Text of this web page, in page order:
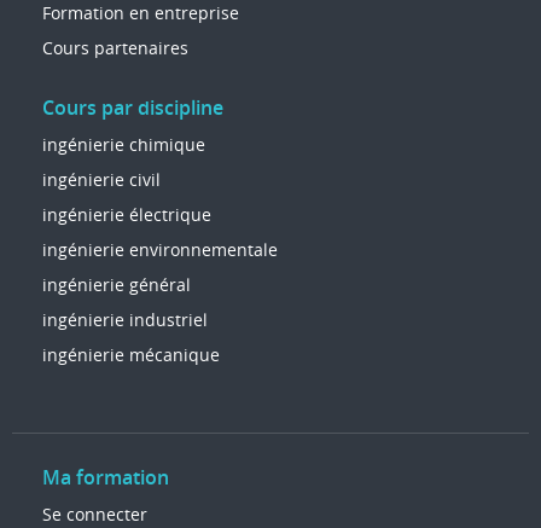
Formation en entreprise
Cours partenaires
Cours par discipline
ingénierie chimique
ingénierie civil
ingénierie électrique
ingénierie environnementale
ingénierie général
ingénierie industriel
ingénierie mécanique
Ma formation
Se connecter